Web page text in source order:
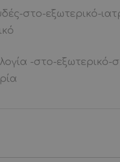
στο-εξωτερικό-
-στο-εξωτερικό-